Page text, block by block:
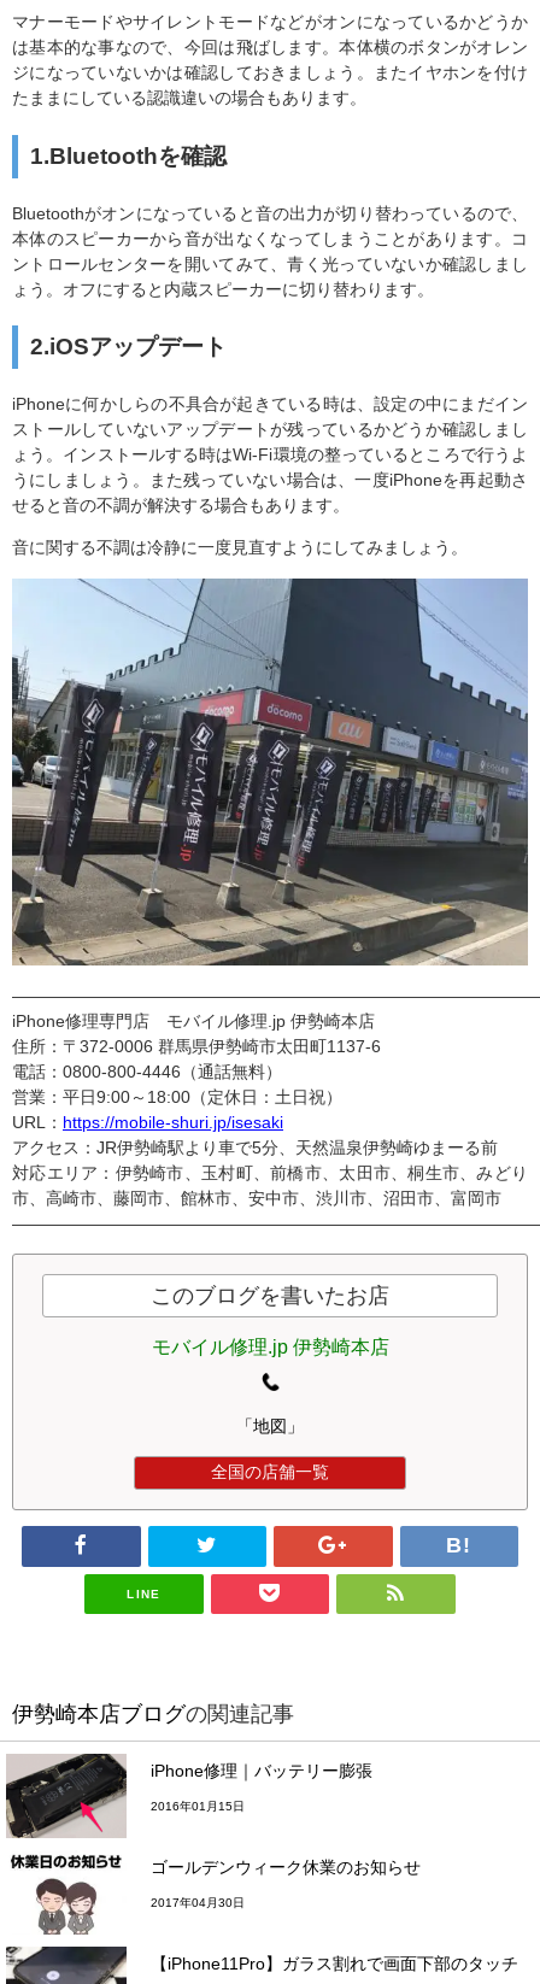
マナーモードやサイレントモードなどがオンになっているかどうか
は基本的な事なので、今回は飛ばします。本体横のボタンがオレン
ジになっていないかは確認しておきましょう。またイヤホンを付け
たままにしている認識違いの場合もあります。
1.Bluetoothを確認
Bluetoothがオンになっていると音の出力が切り替わっているので、
本体のスピーカーから音が出なくなってしまうことがあります。コ
ントロールセンターを開いてみて、青く光っていないか確認しまし
ょう。オフにすると内蔵スピーカーに切り替わります。
2.iOSアップデート
iPhoneに何かしらの不具合が起きている時は、設定の中にまだイン
ストールしていないアップデートが残っているかどうか確認しまし
ょう。インストールする時はWi-Fi環境の整っているところで行うよ
うにしましょう。また残っていない場合は、一度iPhoneを再起動さ
せると音の不調が解決する場合もあります。
音に関する不調は冷静に一度見直すようにしてみましょう。
iPhone修理専門店 モバイル修理.jp 伊勢崎本店
住所：〒372-0006 群馬県伊勢崎市太田町1137-6
電話：0800-800-4446（通話無料）
営業：平日9:00～18:00（定休日：土日祝）
URL： https://mobile-shuri.jp/isesaki
アクセス：JR伊勢崎駅より車で5分、天然温泉伊勢崎ゆまーる前
対応エリア：伊勢崎市、玉村町、前橋市、太田市、桐生市、みどり
市、高崎市、藤岡市、館林市、安中市、渋川市、沼田市、富岡市
このブログを書いたお店
モバイル修理.jp 伊勢崎本店
「地図」
全国の店舗一覧
LINE
伊勢崎本店ブログの関連記事
iPhone修理｜バッテリー膨張
2016年01月15日
ゴールデンウィーク休業のお知らせ
2017年04月30日
【iPhone11Pro】ガラス割れで画面下部のタッチ